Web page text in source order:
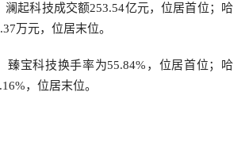
澜起科技成交额253.54亿元，位居首位；哈
万元，位居末位。
臻宝科技换手率为55.84%，位居首位；哈
，位居末位。